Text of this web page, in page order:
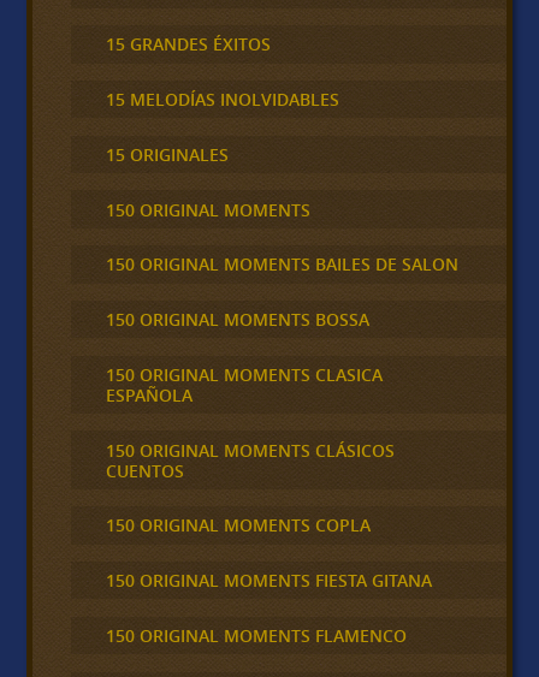
15 GRANDES ÉXITOS
15 MELODÍAS INOLVIDABLES
15 ORIGINALES
150 ORIGINAL MOMENTS
150 ORIGINAL MOMENTS BAILES DE SALON
150 ORIGINAL MOMENTS BOSSA
150 ORIGINAL MOMENTS CLASICA
ESPAÑOLA
150 ORIGINAL MOMENTS CLÁSICOS
CUENTOS
150 ORIGINAL MOMENTS COPLA
150 ORIGINAL MOMENTS FIESTA GITANA
150 ORIGINAL MOMENTS FLAMENCO